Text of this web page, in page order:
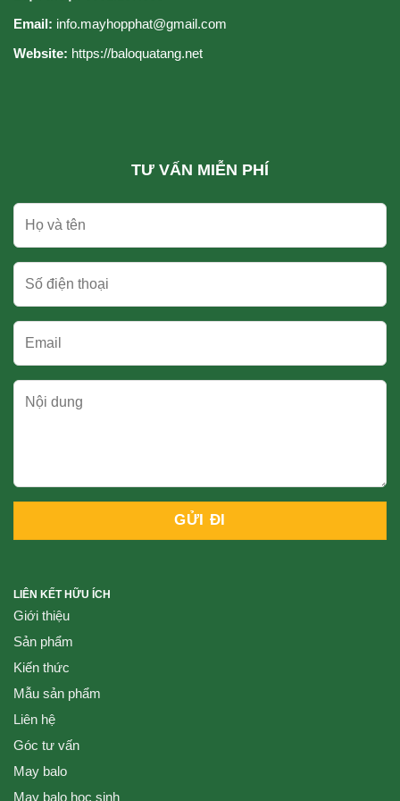
Email: info.mayhopphat@gmail.com
Website: https://baloquatang.net
TƯ VẤN MIỄN PHÍ
LIÊN KẾT HỮU ÍCH
Giới thiệu
Sản phẩm
Kiến thức
Mẫu sản phẩm
Liên hệ
Góc tư vấn
May balo
May balo học sinh